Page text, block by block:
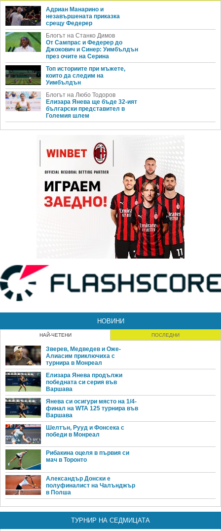
Адриан Манарино и
незавършената приказка
срещу Федерер
Блогът на Станко Димов
От Сампрас и Федерер до
Джокович и Синер: Уимбълдън
през очите на Серина
Топ историите при мъжете,
които да следим на
Уимбълдън
Блогът на Любо Тодоров
Елизара Янева ще бъде 32-ият
български представител в
Големия шлем
НОВИНИ
НАЙ-ЧЕТЕНИ ПОСЛЕДНИ
Зверев, Медведев и Оже-
Алиасим приключиха с
турнира в Монреал
Елизара Янева продължи
победната си серия във
Варшава
Янева си осигури място на 1/4-
финал на WTA 125 турнира във
Варшава
Шелтън, Рууд и Фонсека с
победи в Монреал
Рибакина оцеля в първия си
мач в Торонто
Александър Донски е
полуфиналист на Чалънджър
в Полша
ТУРНИР НА СЕДМИЦАТА